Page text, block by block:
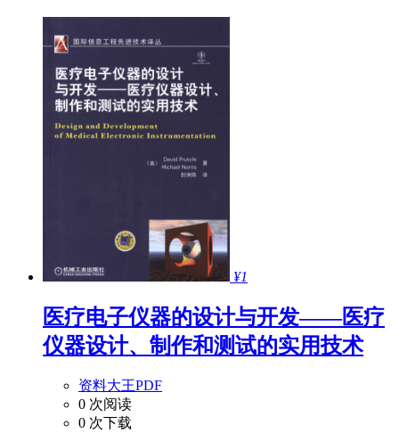
¥1
医疗电子仪器的设计与开发——医疗
仪器设计、制作和测试的实用技术
资料大王PDF
0 次阅读
0 次下载